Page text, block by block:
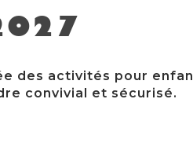
des activités pour
convivial et sécurisé.